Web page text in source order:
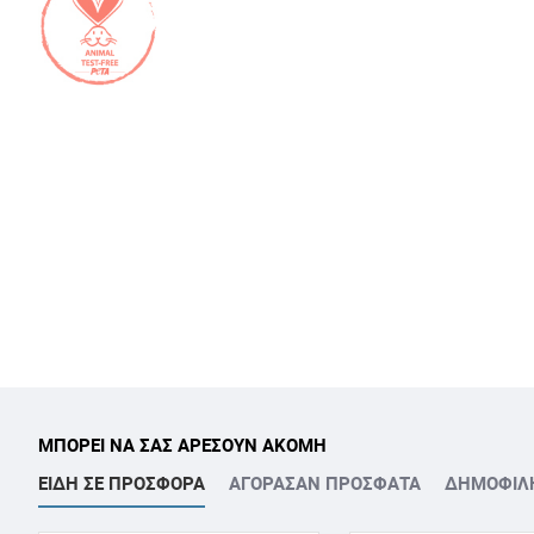
ΜΠΟΡΕΙ ΝΑ ΣΑΣ ΑΡΕΣΟΥΝ ΑΚΟΜΗ
ΕΙΔΗ ΣΕ ΠΡΟΣΦΟΡΑ
ΑΓΟΡΑΣΑΝ ΠΡΟΣΦΑΤΑ